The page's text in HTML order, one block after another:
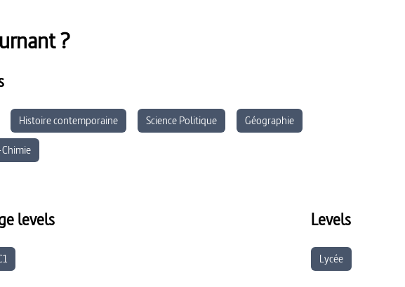
?
Histoire contemporaine Science Politique
Géographie
levels Levels
Lycée